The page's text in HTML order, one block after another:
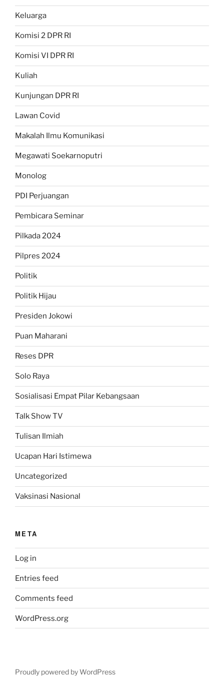
Keluarga
Komisi 2 DPR RI
Komisi VI DPR RI
Kuliah
Kunjungan DPR RI
Lawan Covid
Makalah Ilmu Komunikasi
Megawati Soekarnoputri
Monolog
PDI Perjuangan
Pembicara Seminar
Pilkada 2024
Pilpres 2024
Politik
Politik Hijau
Presiden Jokowi
Puan Maharani
Reses DPR
Solo Raya
Sosialisasi Empat Pilar Kebangsaan
Talk Show TV
Tulisan Ilmiah
Ucapan Hari Istimewa
Uncategorized
Vaksinasi Nasional
META
Log in
Entries feed
Comments feed
WordPress.org
Proudly powered by WordPress